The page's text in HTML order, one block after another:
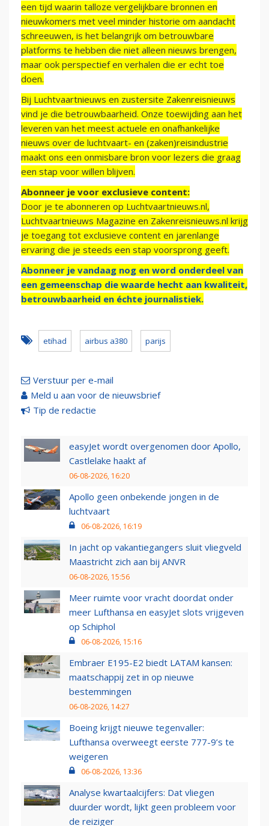
een tijd waarin talloze vergelijkbare bronnen en
nieuwkomers met veel minder historie om aandacht
schreeuwen, is het belangrijk om betrouwbare
platforms te hebben die niet alleen nieuws brengen,
maar ook perspectief en verhalen die er echt toe
doen.
Bij Luchtvaartnieuws en zustersite Zakenreisnieuws
vind je die betrouwbaarheid. Onze toewijding aan het
leveren van het meest actuele en onafhankelijke
nieuws over de luchtvaart- en (zaken)reisindustrie
maakt ons een onmisbare bron voor lezers die graag
een stap voor willen blijven.
Abonneer je voor exclusieve content:
Door je te abonneren op Luchtvaartnieuws.nl,
Luchtvaartnieuws Magazine en Zakenreisnieuws.nl krijg
je toegang tot exclusieve content en jarenlange
ervaring die je steeds een stap voorsprong geeft.
Abonneer je vandaag nog en word onderdeel van
een gemeenschap die waarde hecht aan kwaliteit,
betrouwbaarheid en échte journalistiek.
etihad airbus a380 parijs
Verstuur per e-mail
Meld u aan voor de nieuwsbrief
Tip de redactie
easyJet wordt overgenomen door Apollo,
Castlelake haakt af
06-08-2026, 16:20
Apollo geen onbekende jongen in de
luchtvaart
06-08-2026, 16:19
In jacht op vakantiegangers sluit vliegveld
Maastricht zich aan bij ANVR
06-08-2026, 15:56
Meer ruimte voor vracht doordat onder
meer Lufthansa en easyJet slots vrijgeven
op Schiphol
06-08-2026, 15:16
Embraer E195-E2 biedt LATAM kansen:
maatschappij zet in op nieuwe
bestemmingen
06-08-2026, 14:27
Boeing krijgt nieuwe tegenvaller:
Lufthansa overweegt eerste 777-9’s te
weigeren
06-08-2026, 13:36
Analyse kwartaalcijfers: Dat vliegen
duurder wordt, lijkt geen probleem voor
de reiziger